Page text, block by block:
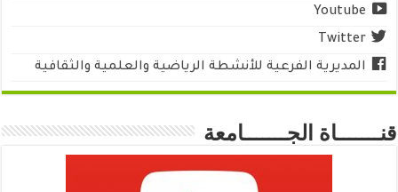
Youtube
Twitter
المديرية الفرعية للأنشطة الرياضية والعلمية والثقافية
قنـــــــاة الجـــــــامعة